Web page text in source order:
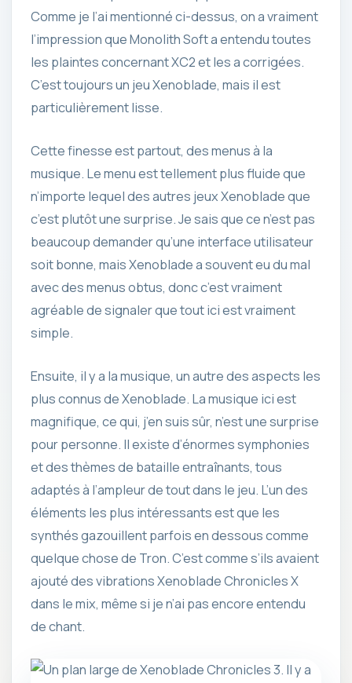
Comme je l’ai mentionné ci-dessus, on a vraiment
l’impression que Monolith Soft a entendu toutes
les plaintes concernant XC2 et les a corrigées.
C’est toujours un jeu Xenoblade, mais il est
particulièrement lisse.
Cette finesse est partout, des menus à la
musique. Le menu est tellement plus fluide que
n’importe lequel des autres jeux Xenoblade que
c’est plutôt une surprise. Je sais que ce n’est pas
beaucoup demander qu’une interface utilisateur
soit bonne, mais Xenoblade a souvent eu du mal
avec des menus obtus, donc c’est vraiment
agréable de signaler que tout ici est vraiment
simple.
Ensuite, il y a la musique, un autre des aspects les
plus connus de Xenoblade. La musique ici est
magnifique, ce qui, j’en suis sûr, n’est une surprise
pour personne. Il existe d’énormes symphonies
et des thèmes de bataille entraînants, tous
adaptés à l’ampleur de tout dans le jeu. L’un des
éléments les plus intéressants est que les
synthés gazouillent parfois en dessous comme
quelque chose de Tron. C’est comme s’ils avaient
ajouté des vibrations Xenoblade Chronicles X
dans le mix, même si je n’ai pas encore entendu
de chant.